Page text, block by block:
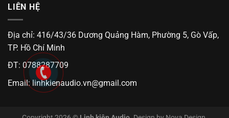
LIÊN HỆ
Địa chỉ: 416/43/36 Dương Quảng Hàm, Phường 5, Gò Vấp,
TP. Hồ Chí Minh
ĐT: 0788287709
Email: linhkienaudio.vn@gmail.com